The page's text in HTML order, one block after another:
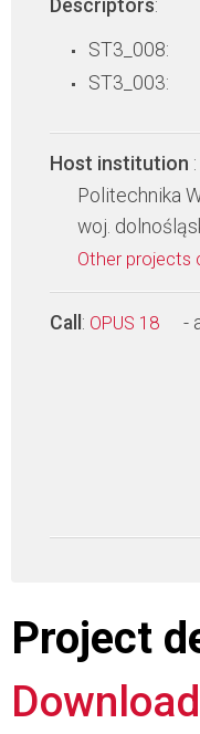
Descriptors:
ST3_008:
ST3_003:
Host institution :
Politechnika
woj.
Other projects
Call : OPUS 18 -
Project